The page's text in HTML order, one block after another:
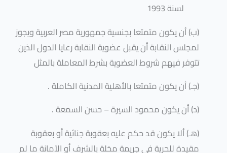
لسنة 1993
(ب) أن يكون متمتعا بجنسية جمهورية مصر العربية ويجوز
لمجلس النقابة أن يقبل عضوية النقابة رعايا الدول الذين
تتوفر فيهم شروط العضوية بشرط المعاملة بالمثل
(جـ) أن يكون متمتعا بالأهلية المدنية الكاملة .
(د) أن يكون محمود السيرة – حسن السمعة .
(هـ) ألا يكون قد حكم عليه بعقوبة جنائية أو بعقوبة
مقيدة للحرية في جريمة مخلة بالشرف أو الأمانة ما لم